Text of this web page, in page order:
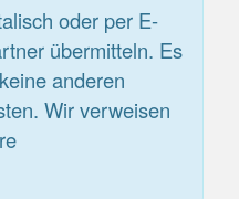
oder per E-
übermitteln. Es
anderen
Wir verweisen